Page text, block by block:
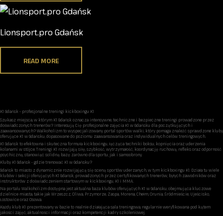
Lionsport.pro Gdańsk
READ MORE
K1 Gdańsk - profesjonalne treningi kickboxingu K1
Szukasz miejsca, w którym K1 Gdańsk oznacza intensywne, techniczne i bezpieczne treningi prowadzone przez
doświadczonych trenerów? Interesują Cię profesjonalne zajęcia K1 w Gdańsku dla początkujących i
zaawansowanych? Walkoholizm to wyspecjalizowany portal sportów walki, który pomaga znaleźć sprawdzone kluby
oferujące K1 w Gdańsku, dopasowane do poziomu zaawansowania oraz indywidualnych celów treningowych.
K1 Gdańsk to efektowna i skuteczna formuła kickboxingu, łącząca techniki boksu, kopnięcia oraz uderzenia
kolanami w stójce. Treningi K1 rozwijają siłę, szybkość, wytrzymałość, koordynację ruchową, refleks oraz odporność
psychiczną, stanowiąc solidną bazę zarówno dla sportu, jak i samoobrony.
Kluby K1 Gdańsk - gdzie trenować K1 w Gdańsku?
Gdańsk to miasto z dynamicznie rozwijającą się sceną sportów uderzanych, w tym kickboxingu K1. Działa tu wiele
klubów i sekcji oferujących K1 Gdańsk, prowadzonych przez certyfikowanych trenerów, byłych zawodników oraz
instruktorów z doświadczeniem startowym w kickboxingu, K1 i MMA.
Na portalu Walkoholizm dostępna jest aktualna baza klubów oferujących K1 w Gdańsku, obejmująca kluczowe
dzielnice miasta, takie jak Wrzeszcz, Oliwa, Przymorze, Zaspa, Morena, Chełm, Orunia, Śródmieście, Ujeścisko,
Łostowice oraz Osowa.
Każdy klub K1 prezentowany w bazie to realnie działająca sala treningowa, regularnie weryfikowana pod kątem
jakości zajęć, aktualności informacji oraz kompetencji kadry szkoleniowej.